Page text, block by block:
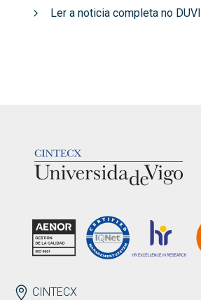
Ler a noticia completa no DUVI
ENDEREZO ES
CINTECX